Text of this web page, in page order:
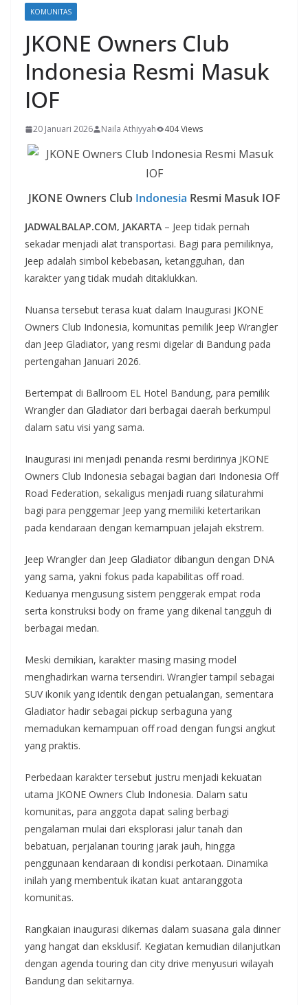
KOMUNITAS
JKONE Owners Club
Indonesia Resmi Masuk
IOF
20 Januari 2026 Naila Athiyyah 404 Views
JKONE Owners Club Indonesia Resmi Masuk IOF
JADWALBALAP.COM, JAKARTA – Jeep tidak pernah
sekadar menjadi alat transportasi. Bagi para pemiliknya,
Jeep adalah simbol kebebasan, ketangguhan, dan
karakter yang tidak mudah ditaklukkan.
Nuansa tersebut terasa kuat dalam Inaugurasi JKONE
Owners Club Indonesia, komunitas pemilik Jeep Wrangler
dan Jeep Gladiator, yang resmi digelar di Bandung pada
pertengahan Januari 2026.
Bertempat di Ballroom EL Hotel Bandung, para pemilik
Wrangler dan Gladiator dari berbagai daerah berkumpul
dalam satu visi yang sama.
Inaugurasi ini menjadi penanda resmi berdirinya JKONE
Owners Club Indonesia sebagai bagian dari Indonesia Off
Road Federation, sekaligus menjadi ruang silaturahmi
bagi para penggemar Jeep yang memiliki ketertarikan
pada kendaraan dengan kemampuan jelajah ekstrem.
Jeep Wrangler dan Jeep Gladiator dibangun dengan DNA
yang sama, yakni fokus pada kapabilitas off road.
Keduanya mengusung sistem penggerak empat roda
serta konstruksi body on frame yang dikenal tangguh di
berbagai medan.
Meski demikian, karakter masing masing model
menghadirkan warna tersendiri. Wrangler tampil sebagai
SUV ikonik yang identik dengan petualangan, sementara
Gladiator hadir sebagai pickup serbaguna yang
memadukan kemampuan off road dengan fungsi angkut
yang praktis.
Perbedaan karakter tersebut justru menjadi kekuatan
utama JKONE Owners Club Indonesia. Dalam satu
komunitas, para anggota dapat saling berbagi
pengalaman mulai dari eksplorasi jalur tanah dan
bebatuan, perjalanan touring jarak jauh, hingga
penggunaan kendaraan di kondisi perkotaan. Dinamika
inilah yang membentuk ikatan kuat antaranggota
komunitas.
Rangkaian inaugurasi dikemas dalam suasana gala dinner
yang hangat dan eksklusif. Kegiatan kemudian dilanjutkan
dengan agenda touring dan city drive menyusuri wilayah
Bandung dan sekitarnya.